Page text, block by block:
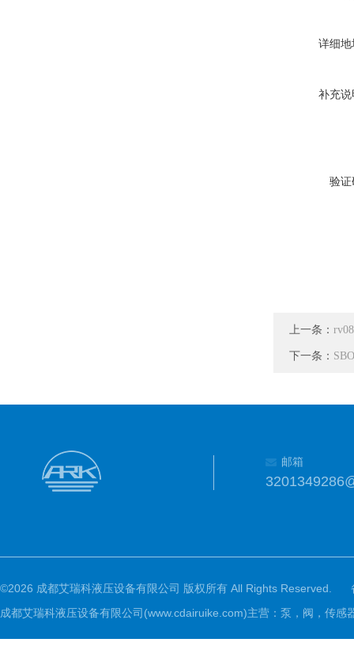
详细
补充
验
上一条：
下一条：
邮箱
©2026 成都艾瑞科液压设备有限公司 版权所有 All Rights Reserved.
成都艾瑞科液压设备有限公司(www.cdairuike.com)主营：泵，阀，传